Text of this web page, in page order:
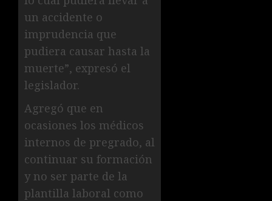
un accidente o
imprudencia que
pudiera causar hasta la
muerte”, expresó el
legislador.
Agregó que en
ocasiones los médicos
internos de pregrado, al
continuar su formación
y no ser parte de la
plantilla laboral como